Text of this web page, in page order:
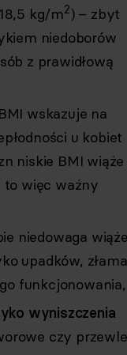
kg/m2) – zbyt
niedoborów
z prawidłową
wskazuje na
u kobiet
niskie BMI wiąże
to więc ważny
niedowaga wiąże
upadków,
funkcjonowania,
wyniszczenia
czy